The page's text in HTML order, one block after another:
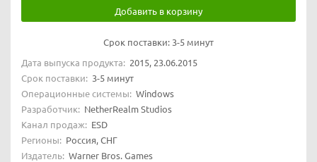
Добавить в корзину
Срок поставки: 3-5 минут
Дата выпуска продукта: 2015, 23.06.2015
Срок поставки: 3-5 минут
Операционные системы: Windows
Разработчик: NetherRealm Studios
Канал продаж: ESD
Регионы: Россия, СНГ
Издатель: Warner Bros. Games